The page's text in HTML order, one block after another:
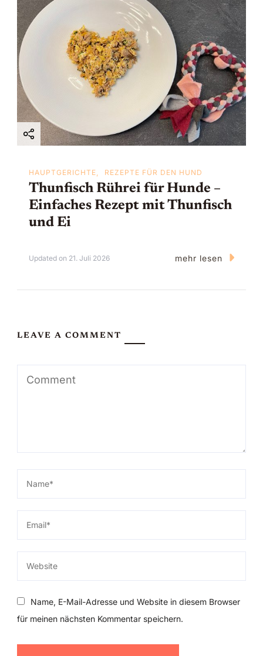
HAUPTGERICHTE REZEPTE FÜR DEN HUND
Thunfisch Rührei für Hunde –
Einfaches Rezept mit Thunfisch
und Ei
Updated on 21. Juli 2026 mehr lesen
LEAVE A COMMENT
Name, E-Mail-Adresse und Website in diesem Browser
für meinen nächsten Kommentar speichern.